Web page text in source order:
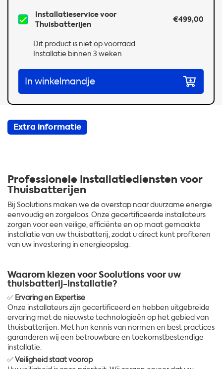
Installatieservice voor
Thuisbatterijen
€499,00
Dit product is niet op voorraad
Installatie binnen 3 weken
In winkelmandje
Extra informatie
Professionele Installatiediensten voor
Thuisbatterijen
Bij Soolutions maken we de overstap naar duurzame energie
eenvoudig en zorgeloos. Onze gecertificeerde installateurs
zorgen voor een veilige, efficiënte en op maat gemaakte
installatie van uw thuisbatterij, zodat u direct kunt profiteren
van uw investering in energieopslag.
Waarom kiezen voor Soolutions voor uw
thuisbatterij-installatie?
✅ Ervaring en Expertise
Onze installateurs zijn gecertificeerd en hebben uitgebreide
ervaring met de nieuwste technologieën op het gebied van
thuisbatterijen. Met hun kennis van normen en best practices
garanderen wij een betrouwbare en toekomstbestendige
installatie.
✅Veiligheid staat voorop